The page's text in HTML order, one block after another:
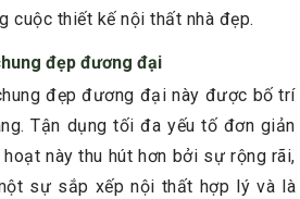
cuộc thiết kế nội thất nhà đẹp.
đẹp đương đại
đẹp đương đại này được bố trí
Tận dụng tối đa yếu tố đơn giản
này thu hút hơn bởi sự rộng rãi,
sự sắp xếp nội thất hợp lý và là